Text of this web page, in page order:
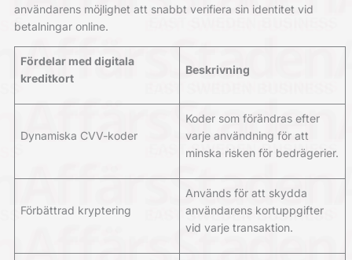
användarens möjlighet att snabbt verifiera sin identitet vid
betalningar online.
Fördelar med digitala
kreditkort
Beskrivning
Dynamiska CVV-koder
Koder som förändras efter
varje användning för att
minska risken för bedrägerier.
Förbättrad kryptering
Används för att skydda
användarens kortuppgifter
vid varje transaktion.